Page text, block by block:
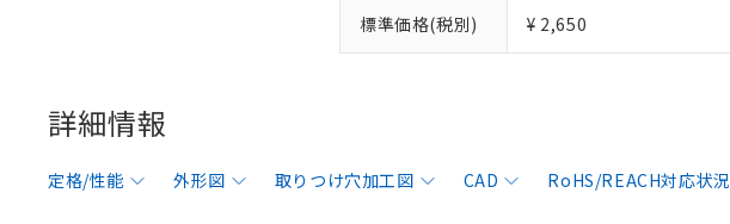
標準価格(税別) ¥ 2,650
詳細情報
定格/性能 外形図 取りつけ穴加工図 CAD RoHS/REACH対応状況